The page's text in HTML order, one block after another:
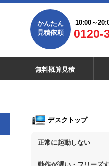
かんたん
見積依頼
10:00～
0120-
無料概算見積
デスクトップ
正常に起動しない
【デスクトップPC】電